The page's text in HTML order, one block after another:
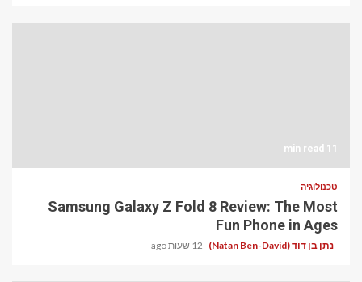
11 min read
טכנולוגיה
Samsung Galaxy Z Fold 8 Review: The Most
Fun Phone in Ages
נתן בן דוד (Natan Ben-David) 12 שעות ago